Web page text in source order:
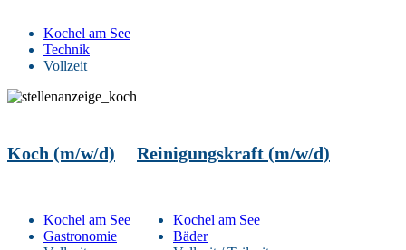
Kochel am See
Technik
Vollzeit
Koch (m/w/d)
Kochel am See
Gastronomie
Reinigungskraft (m/w/d)
Kochel am See
Bäder